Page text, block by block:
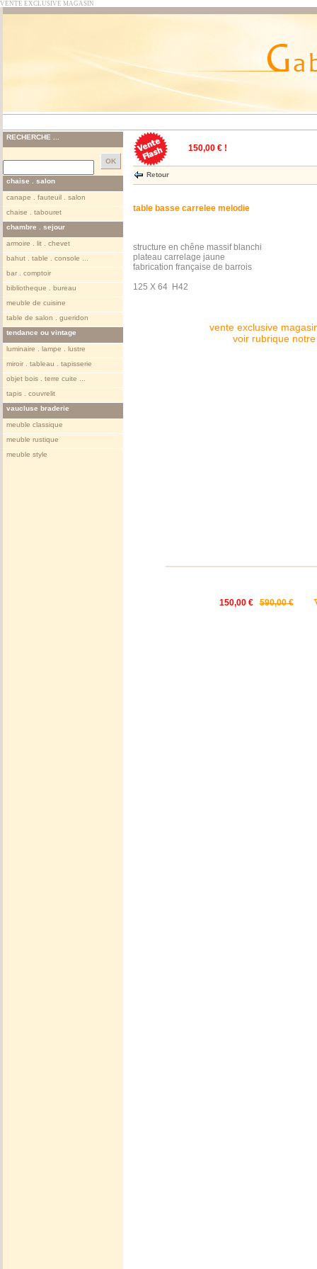
VENTE EXCLUSIVE MAGASIN
RECHERCHE ...
chaise . salon
canape . fauteuil . salon
chaise . tabouret
chambre . sejour
armoire . lit . chevet
bahut . table . console ...
bar . comptoir
bibliotheque . bureau
meuble de cuisine
table de salon . gueridon
tendance ou vintage
luminaire . lampe . lustre
miroir . tableau . tapisserie
objet bois . terre cuite ...
tapis . couvrelit
vaucluse braderie
meuble classique
meuble rustique
meuble style
150,00 € !
Retour
table basse carrelee melodie
structure en chêne massif blanchi
plateau carrelage jaune
fabrication française de barrois
125 X 64 H42
vente exclusive
voir rubrique
150,00 € 590,00 €